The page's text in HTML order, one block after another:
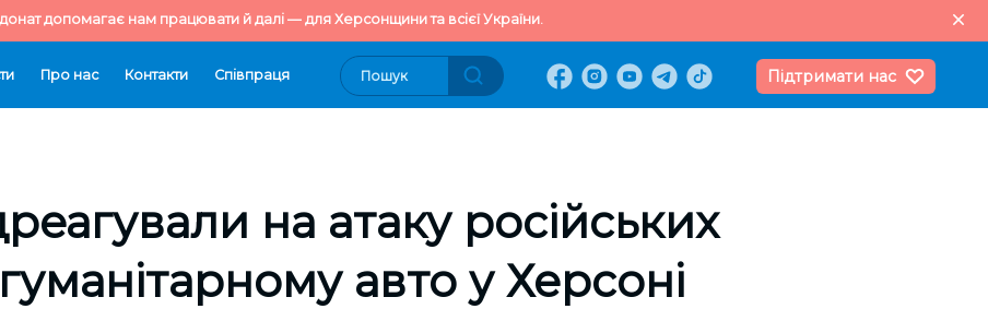
допомагає нам працювати й далі — для Херсонщини та всієї України.
Про нас Контакти Cпівпраця Підтримати нас
на атаку російських
авто у Херсоні